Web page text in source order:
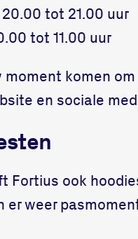
tot 21.00 uur
tot 11.00 uur
moment komen
en sociale
Fortius ook
er weer